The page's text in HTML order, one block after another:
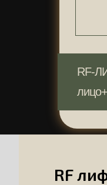
RF-
RF